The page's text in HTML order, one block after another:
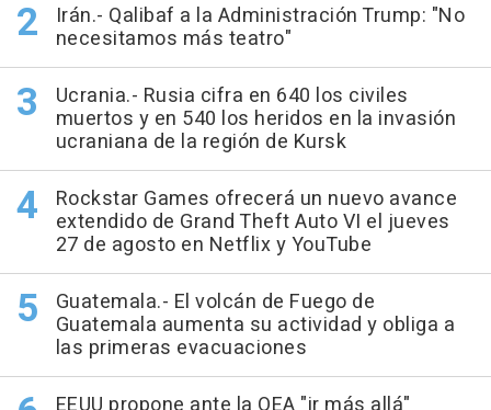
Irán.- Qalibaf a la Administración Trump: "No
necesitamos más teatro"
Ucrania.- Rusia cifra en 640 los civiles
muertos y en 540 los heridos en la invasión
ucraniana de la región de Kursk
Rockstar Games ofrecerá un nuevo avance
extendido de Grand Theft Auto VI el jueves
27 de agosto en Netflix y YouTube
Guatemala.- El volcán de Fuego de
Guatemala aumenta su actividad y obliga a
las primeras evacuaciones